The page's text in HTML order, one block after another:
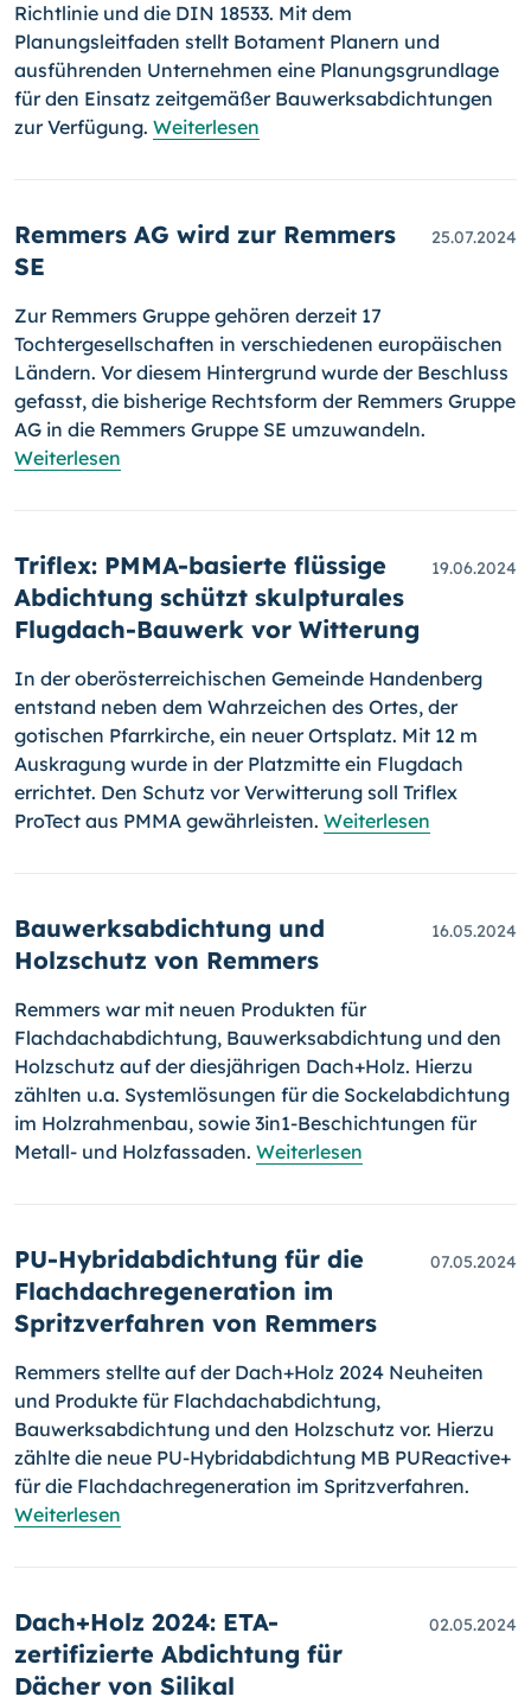
Richtlinie und die DIN 18533. Mit dem
Planungsleitfaden stellt Botament Planern und
ausführenden Unternehmen eine Planungsgrundlage
für den Einsatz zeitgemäßer Bauwerksabdichtungen
zur Verfügung. Weiterlesen
Remmers AG wird zur Remmers
SE
25.07.2024
Zur Remmers Gruppe gehören derzeit 17
Tochtergesellschaften in verschiedenen europäischen
Ländern. Vor diesem Hintergrund wurde der Beschluss
gefasst, die bisherige Rechtsform der Remmers Gruppe
AG in die Remmers Gruppe SE umzuwandeln.
Weiterlesen
Triflex: PMMA-basierte flüssige
Abdichtung schützt skulpturales
Flugdach-Bauwerk vor Witterung
19.06.2024
In der oberösterreichischen Gemeinde Handenberg
entstand neben dem Wahrzeichen des Ortes, der
gotischen Pfarrkirche, ein neuer Ortsplatz. Mit 12 m
Auskragung wurde in der Platzmitte ein Flugdach
errichtet. Den Schutz vor Verwitterung soll Triflex
ProTect aus PMMA gewährleisten. Weiterlesen
Bauwerksabdichtung und
Holzschutz von Remmers
16.05.2024
Remmers war mit neuen Produkten für
Flachdachabdichtung, Bauwerksabdichtung und den
Holzschutz auf der diesjährigen Dach+Holz. Hierzu
zählten u.a. Systemlösungen für die Sockelabdichtung
im Holzrahmenbau, sowie 3in1-Beschichtungen für
Metall- und Holzfassaden. Weiterlesen
PU-Hybridabdichtung für die
Flachdachregeneration im
Spritzverfahren von Remmers
07.05.2024
Remmers stellte auf der Dach+Holz 2024 Neuheiten
und Produkte für Flachdachabdichtung,
Bauwerksabdichtung und den Holzschutz vor. Hierzu
zählte die neue PU-Hybridabdichtung MB PUReactive+
für die Flachdachregeneration im Spritzverfahren.
Weiterlesen
Dach+Holz 2024: ETA-
zertifizierte Abdichtung für
Dächer von Silikal
02.05.2024